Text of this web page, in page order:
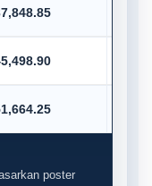
poster